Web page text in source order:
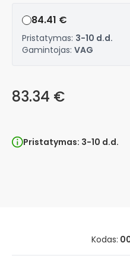
84.41 €
Pristatymas: 3-10 d.d.
Gamintojas: VAG
83.34 €
Pristatymas: 3-10 d.d.
Kodas: